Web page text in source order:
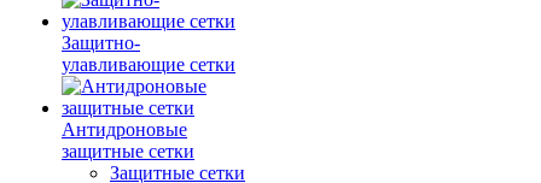
Защитно-
улавливающие сетки
Антидроновые
защитные сетки
Защитные сетки